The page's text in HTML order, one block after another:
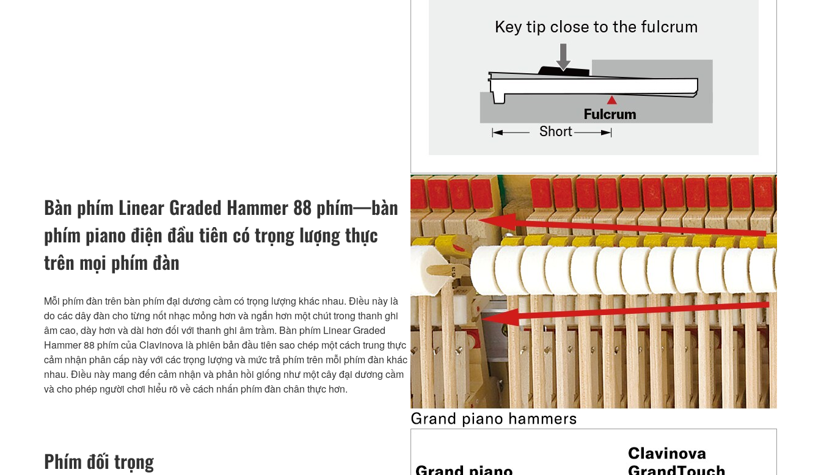
Bàn phím Linear Graded Hammer 88 phím—bàn
phím piano điện đầu tiên có trọng lượng thực
trên mọi phím đàn
Mỗi phím đàn trên bàn phím đại dương cầm có trọng lượng khác nhau. Điều này là
do các dây đàn cho từng nốt nhạc mỏng hơn và ngắn hơn một chút trong thanh ghi
âm cao, dày hơn và dài hơn đối với thanh ghi âm trầm. Bàn phím Linear Graded
Hammer 88 phím của Clavinova là phiên bản đầu tiên sao chép một cách trung thực
cảm nhận phân cấp này với các trọng lượng và mức trả phím trên mỗi phím đàn khác
nhau. Điều này mang đến cảm nhận và phản hồi giống như một cây đại dương cầm
và cho phép người chơi hiểu rõ về cách nhấn phím đàn chân thực hơn.
Phím đối trọng